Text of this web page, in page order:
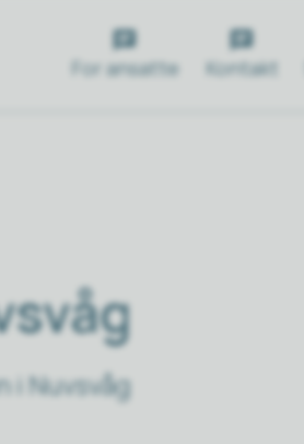
For ansatte Kontakt
i Nuvsvåg